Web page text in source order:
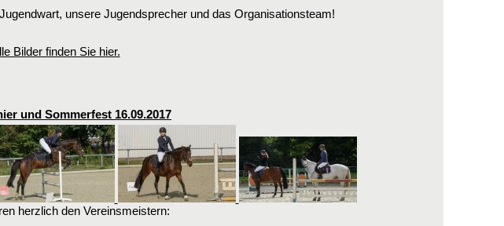
unsere Jugendsprecher und das Organisationsteam!
Bilder finden Sie hier.
und Sommerfest 16.09.2017
herzlich den Vereinsmeistern: